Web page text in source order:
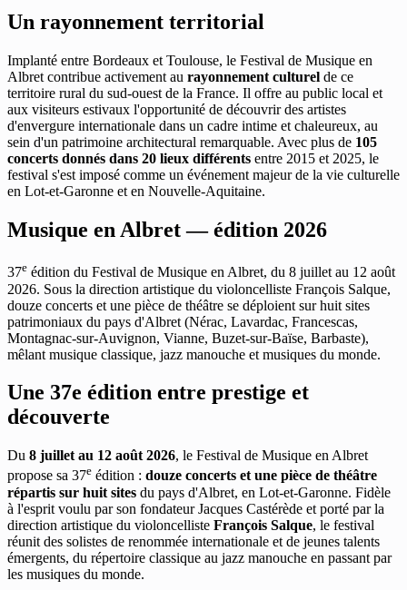
Un rayonnement territorial
Implanté entre Bordeaux et Toulouse, le Festival de Musique en
Albret contribue activement au rayonnement culturel de ce
territoire rural du sud-ouest de la France. Il offre au public local et
aux visiteurs estivaux l'opportunité de découvrir des artistes
d'envergure internationale dans un cadre intime et chaleureux, au
sein d'un patrimoine architectural remarquable. Avec plus de 105
concerts donnés dans 20 lieux différents entre 2015 et 2025, le
festival s'est imposé comme un événement majeur de la vie culturelle
en Lot-et-Garonne et en Nouvelle-Aquitaine.
Musique en Albret — édition 2026
37e édition du Festival de Musique en Albret, du 8 juillet au 12 août
2026. Sous la direction artistique du violoncelliste François Salque,
douze concerts et une pièce de théâtre se déploient sur huit sites
patrimoniaux du pays d'Albret (Nérac, Lavardac, Francescas,
Montagnac-sur-Auvignon, Vianne, Buzet-sur-Baïse, Barbaste),
mêlant musique classique, jazz manouche et musiques du monde.
Une 37e édition entre prestige et
découverte
Du 8 juillet au 12 août 2026, le Festival de Musique en Albret
propose sa 37e édition : douze concerts et une pièce de théâtre
répartis sur huit sites du pays d'Albret, en Lot-et-Garonne. Fidèle
à l'esprit voulu par son fondateur Jacques Castérède et porté par la
direction artistique du violoncelliste François Salque, le festival
réunit des solistes de renommée internationale et de jeunes talents
émergents, du répertoire classique au jazz manouche en passant par
les musiques du monde.